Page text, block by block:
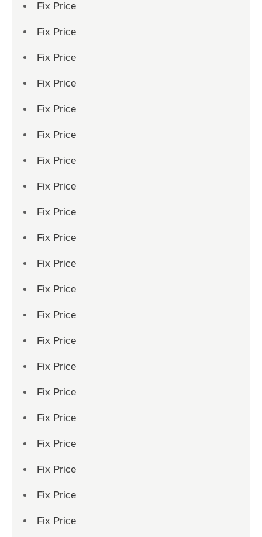
Fix Price
Fix Price
Fix Price
Fix Price
Fix Price
Fix Price
Fix Price
Fix Price
Fix Price
Fix Price
Fix Price
Fix Price
Fix Price
Fix Price
Fix Price
Fix Price
Fix Price
Fix Price
Fix Price
Fix Price
Fix Price